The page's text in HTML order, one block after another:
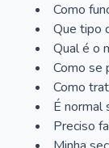
Como
Que tipo
Qual é o
Como se
Como
É normal
Preciso